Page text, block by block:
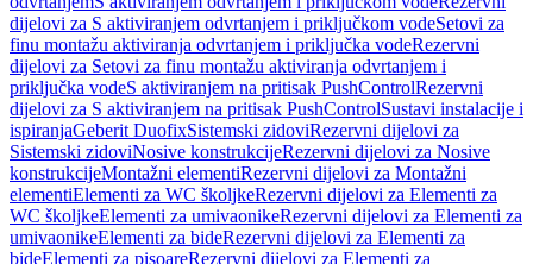
dijelovi za S aktiviranjem odvrtanjem i priključkom vodeSetovi za
finu montažu aktiviranja odvrtanjem i priključka vodeRezervni
dijelovi za Setovi za finu montažu aktiviranja odvrtanjem i
priključka vodeS aktiviranjem na pritisak PushControlRezervni
dijelovi za S aktiviranjem na pritisak PushControlSustavi instalacije i
ispiranjaGeberit DuofixSistemski zidoviRezervni dijelovi za
Sistemski zidoviNosive konstrukcijeRezervni dijelovi za Nosive
konstrukcijeMontažni elementiRezervni dijelovi za Montažni
elementiElementi za WC školjkeRezervni dijelovi za Elementi za
WC školjkeElementi za umivaonikeRezervni dijelovi za Elementi za
umivaonikeElementi za bideRezervni dijelovi za Elementi za
bideElementi za pisoareRezervni dijelovi za Elementi za